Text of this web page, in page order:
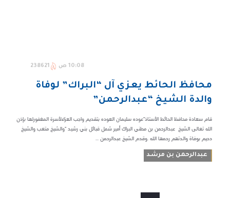
10:08 ص 238621
محافظ الحائط يعزي آل “البراك” لوفاة
والدة الشيخ “عبدالرحمن”
قام سعادة محافظ الحائط الأستاذ"عوده سليمان العوده بتقديم واجب العزاءلأسرة المغفورلها بإذن
الله تعالى الشيخ عبدالرحمن بن مطني البراك أمير شمل قبائل بني رشيد "والشيخ متعب والشيخ
دحيم بوفاة والدتهم رحمها الله .وقدم الشيخ عبدالرحمن ...
عبدالرحمن بن مرشـد